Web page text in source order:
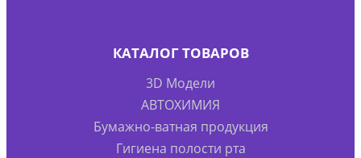
КАТАЛОГ ТОВАРОВ
3D Модели
АВТОХИМИЯ
Бумажно-ватная продукция
Гигиена полости рта